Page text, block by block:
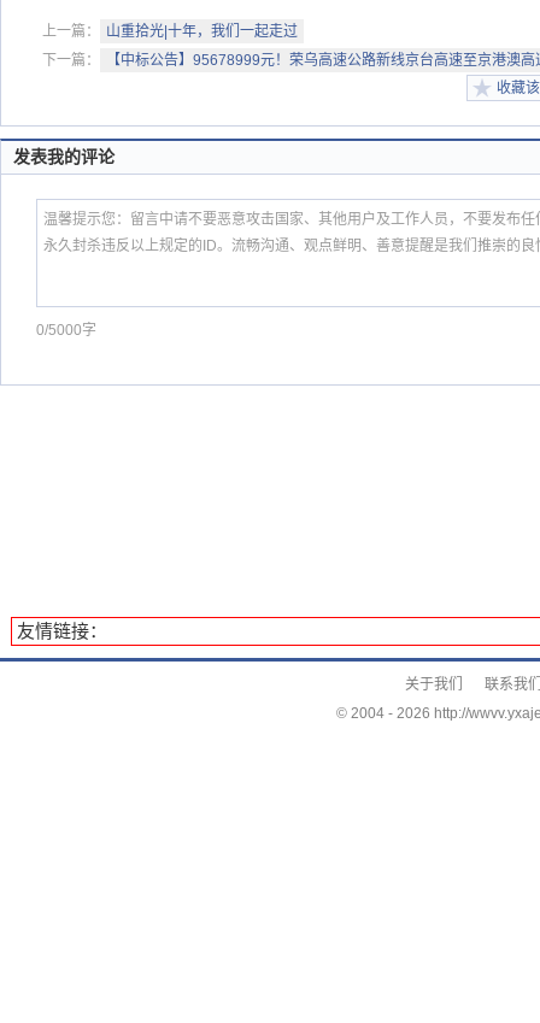
上一篇：
山重拾光|十年，我们一起走过
下一篇：
【中标公告】95678999元！荣乌高速公路新线京台高速至京港澳高
收藏
发表我的评论
0/5000字
友情链接：
关于我们
联系我
© 2004 - 2026 http://